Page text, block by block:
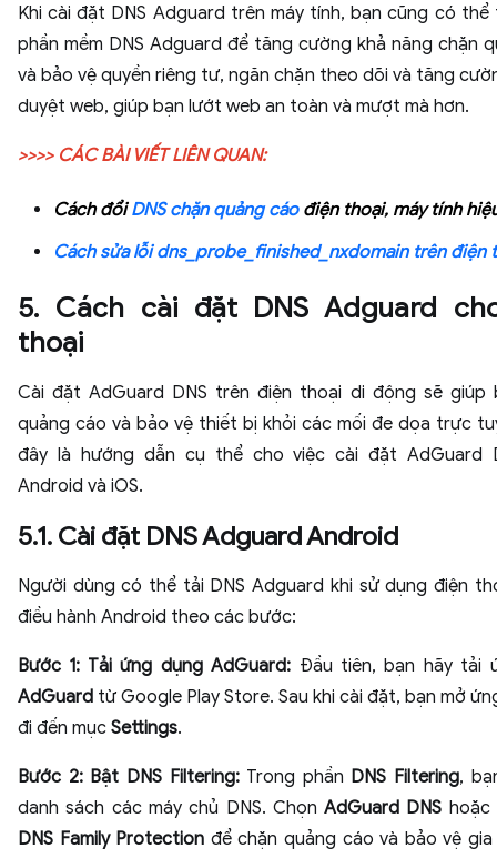
Khi cài đặt DNS Adguard trên máy tính, bạn cũng có thể
phần mềm DNS Adguard để tăng cường khả năng chặn
và bảo vệ quyền riêng tư, ngăn chặn theo dõi và tăng
duyệt web, giúp bạn lướt web an toàn và mượt mà hơn.
>>>> CÁC BÀI VIẾT LIÊN QUAN:
Cách đổiDNS chặn quảng cáođiện thoại, máy tính
Cách sửa lỗi dns_probe_finished_nxdomain trên điện
5. Cách cài đặt DNS Adguard
thoại
Cài đặt AdGuard DNS trên điện thoại di động sẽ giúp
quảng cáo và bảo vệ thiết bị khỏi các mối đe dọa trực
đây là hướng dẫn cụ thể cho việc cài đặt AdGuard
Android và iOS.
5.1. Cài đặt DNS Adguard Android
Người dùng có thể tải DNS Adguard khi sử dụng điện
điều hành Android theo các bước:
Bước 1: Tải ứng dụng AdGuard: Đầu tiên, bạn hãy tải
AdGuard từ Google Play Store. Sau khi cài đặt, bạn mở
đi đến mục Settings.
Bước 2: Bật DNS Filtering: Trong phần DNS Filtering,
danh sách các máy chủ DNS. ChọnAdGuard DNS hoặc
DNS Family Protection để chặn quảng cáo và bảo vệ gia